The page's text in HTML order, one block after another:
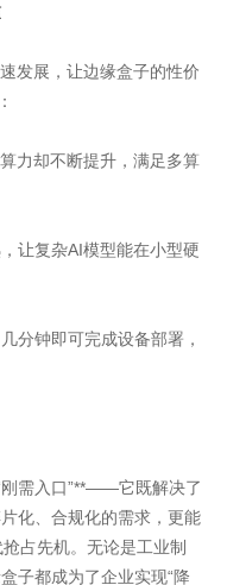
发展，让边缘盒子的性价
力却不断提升，满足多算
让复杂AI模型能在小型硬
分钟即可完成设备部署，
刚需入口”**——它既解决了
化、合规化的需求，更能
占先机。无论是工业制
子都成为了企业实现“降